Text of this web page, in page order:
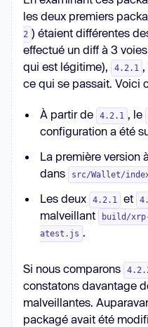
les deux premiers
2 ) étaient différentes
effectué un diff à 3
qui est légitime),
4.2.1
ce qui se passait. Voici
À partir de 4.2.1 , le
configuration a été
La première version
dans
src/Wallet/
Les deux
4.2.1 et
malveillant
build/
atest.js .
Si nous comparons
constatons davantage
malveillantes.
packagé avait été